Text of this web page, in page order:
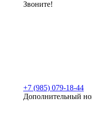
Звоните!
+7 (985) 079-18-44
Дополнительный